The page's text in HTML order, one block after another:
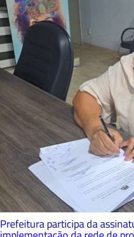
Prefeitura participa da